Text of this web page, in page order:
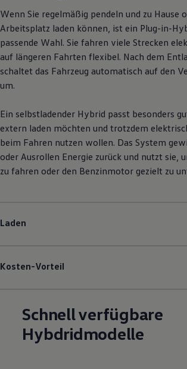
Wenn Sie regelmäßig pendeln und zu Hause
Arbeitsplatz laden können, ist ein Plug-in-
passende Wahl. Sie fahren viele Strecken
auf längeren Fahrten flexibel. Nach dem
schaltet das Fahrzeug automatisch auf den
um.
Ein selbstladender Hybrid passt besonders
extern laden möchten und trotzdem
beim Fahren nutzen wollen. Das System
oder Ausrollen Energie zurück und nutzt sie,
zu fahren oder den Benzinmotor gezielt zu
Laden
Kosten-Vorteil
Schnell verfügbare
Hybdridmodelle